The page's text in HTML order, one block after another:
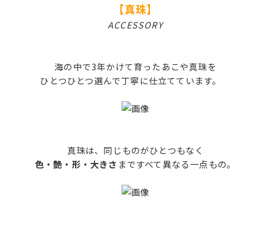
【真珠】
ACCESSORY
海の中で3年かけて育ったあこや真珠を
ひとつひとつ選んで丁寧に仕立てています。
真珠は、同じものがひとつもなく
色・艶・形・大きさ まですべて異なる一点もの。